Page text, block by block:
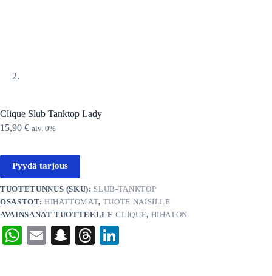
Clique Slub Tanktop Lady
15,90 € alv. 0%
Pyydä tarjous
TUOTETUNNUS (SKU): SLUB-TANKTOP
OSASTOT: HIHATTOMAT, TUOTE NAISILLE
AVAINSANAT TUOTTEELLECLIQUE, HIHATON
W
E
S
T